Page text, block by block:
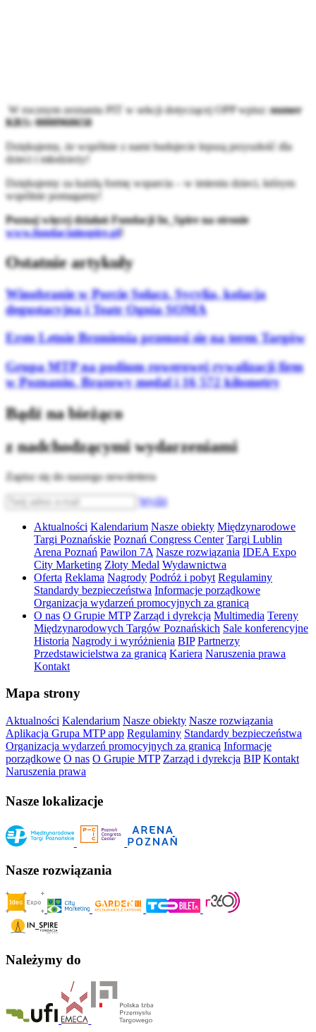
W rocznym zeznaniu PIT w sekcji dotyczącej OPP wpisz:numer
KRS: 0000960658
Dziękujemy, że wspólnie z nami budujecie lepszą przyszłość dla
dzieci i młodzieży!
Dziękujemy za każdą formę wsparcia – w imieniu dzieci, którym
wspólnie pomagamy!
Poznaj więcej działań Fundacji In_Spire na stronie
www.fundacjainspire.pl!
Ostatnie artykuły
Winobranie w Porcie Sołacz. Sycylia, kolacja
degustacyjna i Teatr Ognia SOMA
Erste Letnie Brzmienia przenosi się na teren Targów
Grupa MTP na podium rowerowej rywalizacji firm
w Poznaniu. Brązowy medal i 16 572 kilometry
Bądź na bieżąco
z nadchodzącymi wydarzeniami
Zapisz się do naszego newslettera
Wyślij
Aktualności Kalendarium Nasze obiekty Międzynarodowe
Targi Poznańskie Poznań Congress Center Targi Lublin
Arena Poznań Pawilon 7A Nasze rozwiązania IDEA Expo
City Marketing Złoty Medal Wydawnictwa
Oferta Reklama Nagrody Podróż i pobyt Regulaminy
Standardy bezpieczeństwa Informacje porządkowe
Organizacja wydarzeń promocyjnych za granicą
O nas O Grupie MTP Zarząd i dyrekcja Multimedia Tereny
Międzynarodowych Targów Poznańskich Sale konferencyjne
Historia Nagrody i wyróżnienia BIP Partnerzy
Przedstawicielstwa za granicą Kariera Naruszenia prawa
Kontakt
Mapa strony
Aktualności Kalendarium Nasze obiekty Nasze rozwiązania
Aplikacja Grupa MTP app Regulaminy Standardy bezpieczeństwa
Organizacja wydarzeń promocyjnych za granicą Informacje
porządkowe O nas O Grupie MTP Zarząd i dyrekcja BIP Kontakt
Naruszenia prawa
Nasze lokalizacje
Nasze rozwiązania
Należymy do